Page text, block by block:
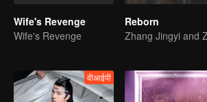
Wife's Revenge
Wife's Revenge
Reborn
वीआईपी